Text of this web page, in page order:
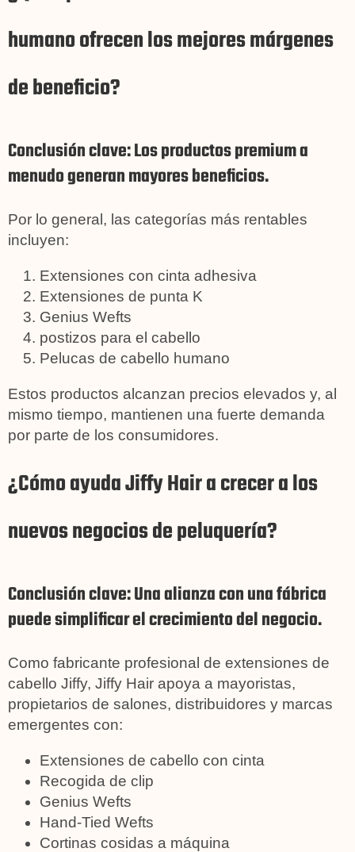
humano ofrecen los mejores márgenes
de beneficio?
Conclusión clave: Los productos premium a
menudo generan mayores beneficios.
Por lo general, las categorías más rentables
incluyen:
Extensiones con cinta adhesiva
Extensiones de punta K
Genius Wefts
postizos para el cabello
Pelucas de cabello humano
Estos productos alcanzan precios elevados y, al
mismo tiempo, mantienen una fuerte demanda
por parte de los consumidores.
¿Cómo ayuda Jiffy Hair a crecer a los
nuevos negocios de peluquería?
Conclusión clave: Una alianza con una fábrica
puede simplificar el crecimiento del negocio.
Como fabricante profesional de extensiones de
cabello Jiffy, Jiffy Hair apoya a mayoristas,
propietarios de salones, distribuidores y marcas
emergentes con:
Extensiones de cabello con cinta
Recogida de clip
Genius Wefts
Hand-Tied Wefts
Cortinas cosidas a máquina